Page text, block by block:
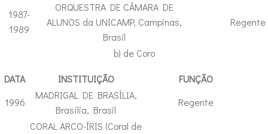
1987-
1989
ORQUESTRA DE CÂMARA DE
ALUNOS da UNICAMP, Campinas,
Brasil
b) de Coro
DATA INSTITUIÇÃO
FUNÇÃO
1996
MADRIGAL DE BRASÍLIA,
Brasília, Brasil
Regente
CORAL ARCO-ÍRIS (Coral de